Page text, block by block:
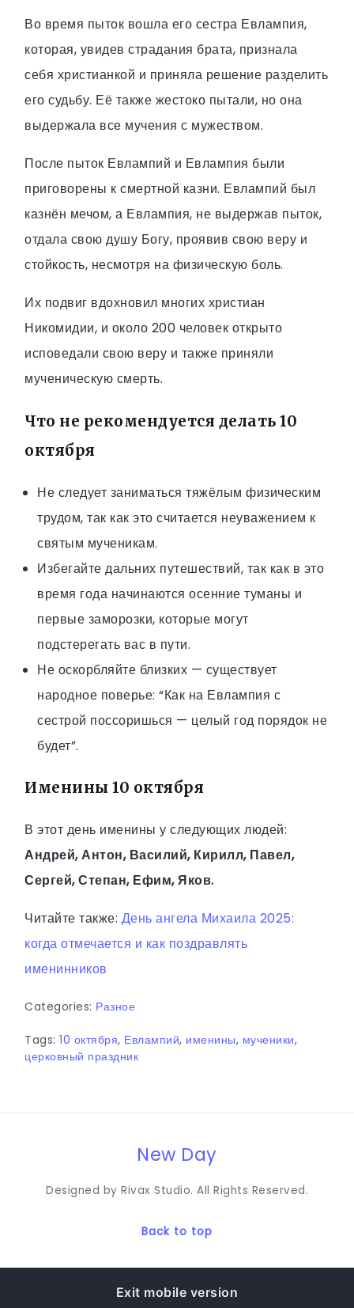
Во время пыток вошла его сестра Евлампия,
которая, увидев страдания брата, признала
себя христианкой и приняла решение разделить
его судьбу. Её также жестоко пытали, но она
выдержала все мучения с мужеством.
После пыток Евлампий и Евлампия были
приговорены к смертной казни. Евлампий был
казнён мечом, а Евлампия, не выдержав пыток,
отдала свою душу Богу, проявив свою веру и
стойкость, несмотря на физическую боль.
Их подвиг вдохновил многих христиан
Никомидии, и около 200 человек открыто
исповедали свою веру и также приняли
мученическую смерть.
Что не рекомендуется делать 10
октября
Не следует заниматься тяжёлым физическим
трудом, так как это считается неуважением к
святым мученикам.
Избегайте дальних путешествий, так как в это
время года начинаются осенние туманы и
первые заморозки, которые могут
подстерегать вас в пути.
Не оскорбляйте близких — существует
народное поверье: “Как на Евлампия с
сестрой поссоришься — целый год порядок не
будет”.
Именины 10 октября
В этот день именины у следующих людей:
Андрей, Антон, Василий, Кирилл, Павел,
Сергей, Степан, Ефим, Яков.
Читайте также: День ангела Михаила 2025:
когда отмечается и как поздравлять
именинников
Categories: Разное
Tags: 10 октября, Евлампий, именины, мученики,
церковный праздник
New Day
Designed by Rivax Studio. All Rights Reserved.
Back to top
Exit mobile version